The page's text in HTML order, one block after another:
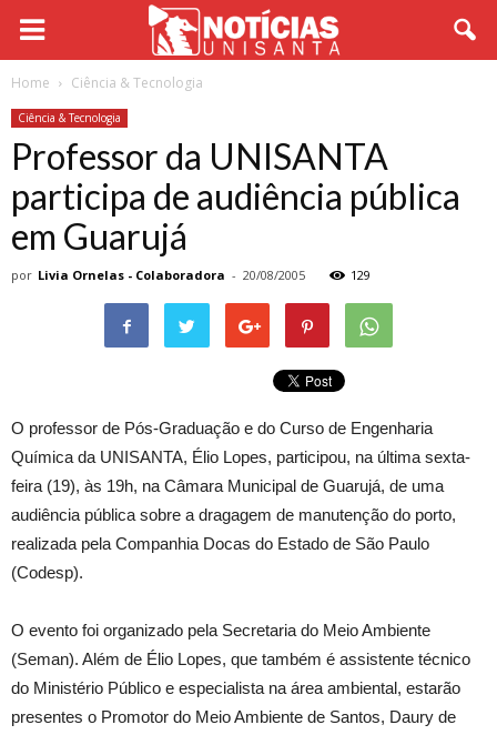
Home Ciência & Tecnologia
Ciência & Tecnologia
Professor da UNISANTA
participa de audiência pública
em Guarujá
por Livia Ornelas - Colaboradora - 20/08/2005 129
O professor de Pós-Graduação e do Curso de Engenharia
Química da UNISANTA, Élio Lopes, participou, na última sexta-
feira (19), às 19h, na Câmara Municipal de Guarujá, de uma
audiência pública sobre a dragagem de manutenção do porto,
realizada pela Companhia Docas do Estado de São Paulo
(Codesp).
O evento foi organizado pela Secretaria do Meio Ambiente
(Seman). Além de Élio Lopes, que também é assistente técnico
do Ministério Público e especialista na área ambiental, estarão
presentes o Promotor do Meio Ambiente de Santos, Daury de